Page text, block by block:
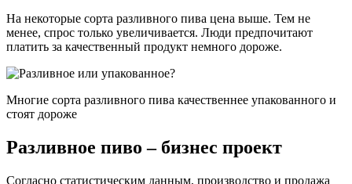
На некоторые сорта разливного пива цена выше. Тем не
менее, спрос только увеличивается. Люди предпочитают
платить за качественный продукт немного дороже.
Многие сорта разливного пива качественнее упакованного и
стоят дороже
Разливное пиво – бизнес проект
Согласно статистическим данным, производство и продажа